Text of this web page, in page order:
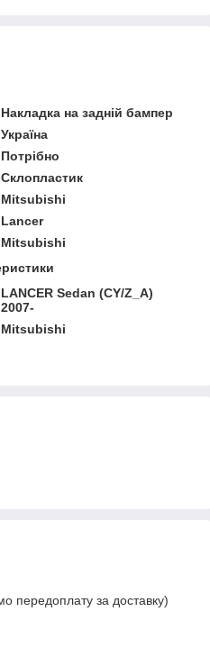
Накладка на задній бампер
Україна
Потрібно
Склопластик
Mitsubishi
Lancer
Mitsubishi
LANCER Sedan (CY/Z_A)
2007-
Mitsubishi
передоплату за доставку)